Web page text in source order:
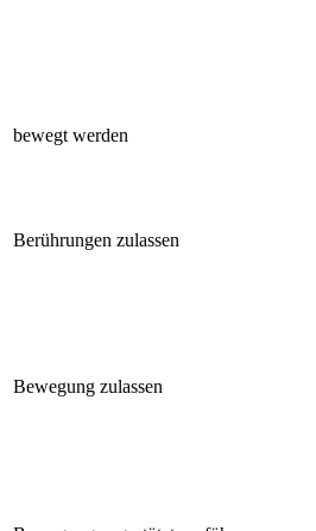
bewegt werden
Berührungen zulassen
Bewegung zulassen